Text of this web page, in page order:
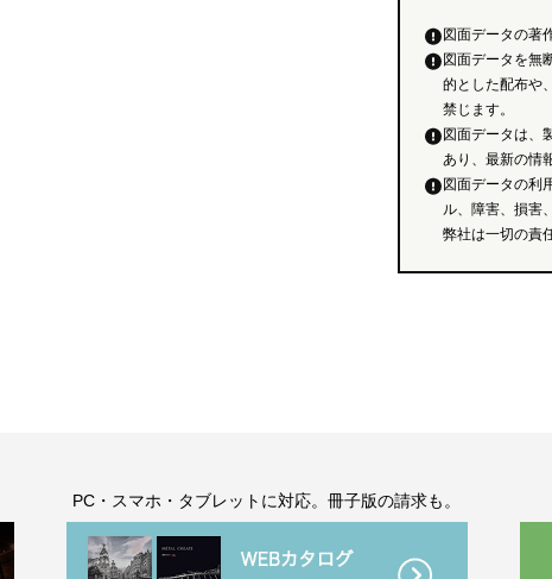
図面データの著
図面データを無
的とした配布や
禁じます。
図面データは、
あり、最新の情
図面データの利
ル、障害、損害
弊社は一切の責
PC・スマホ・タブレットに対応。冊子版の請求も。